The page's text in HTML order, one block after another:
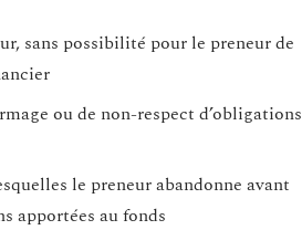
sans possibilité pour le preneur de
ou de non-respect d’obligations
le preneur abandonne avant
apportées au fonds